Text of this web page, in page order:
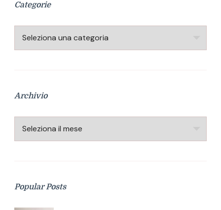
Categorie
Categorie
Archivio
Archivio
Popular Posts